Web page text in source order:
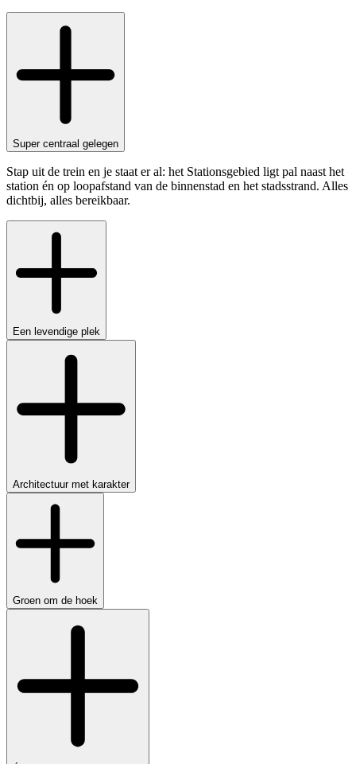
Super centraal gelegen
Stap uit de trein en je staat er al: het Stationsgebied ligt pal naast het
station én op loopafstand van de binnenstad en het stadsstrand. Alles
dichtbij, alles bereikbaar.
Een levendige plek
Architectuur met karakter
Groen om de hoek